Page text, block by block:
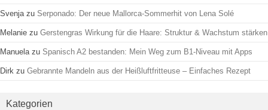
Svenjazu Serponado: Der neue Mallorca-Sommerhit von Lena Solé
Melanie zu Gerstengras Wirkung für die Haare: Struktur & Wachstum stärken
Manuelazu Spanisch A2 bestanden: Mein Weg zum B1-Niveau mit Apps
Dirk zu Gebrannte Mandeln aus der Heißluftfritteuse – Einfaches Rezept
Kategorien